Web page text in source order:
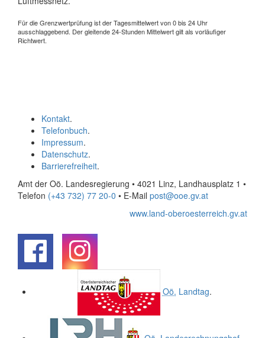
Für die Grenzwertprüfung ist der Tagesmittelwert von 0 bis 24 Uhr
ausschlaggebend. Der gleitende 24-Stunden Mittelwert gilt als vorläufiger
Richtwert.
Kontakt.
Telefonbuch.
Impressum.
Datenschutz.
Barrierefreiheit.
Amt der Oö. Landesregierung • 4021 Linz, Landhausplatz 1 •
Telefon (+43 732) 77 20-0 • E-Mail post@ooe.gv.at
www.land-oberoesterreich.gv.at
Oö. Landtag.